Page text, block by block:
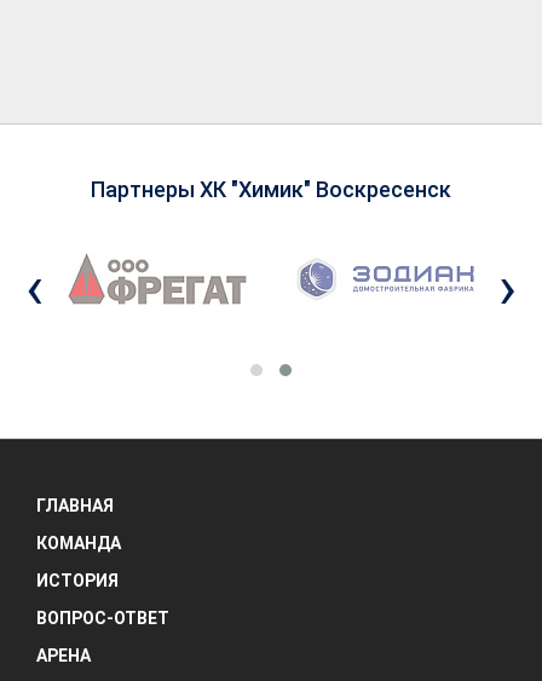
Партнеры ХК "Химик" Воскресенск
‹ ›
ГЛАВНАЯ
КОМАНДА
ИСТОРИЯ
ВОПРОС-ОТВЕТ
АРЕНА